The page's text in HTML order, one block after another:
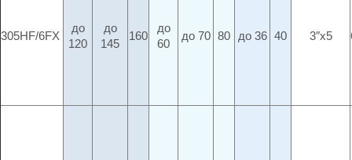
305HF/6FX
до
120
до
145
160
до
60
до 70 80 до 36 40 3″x5